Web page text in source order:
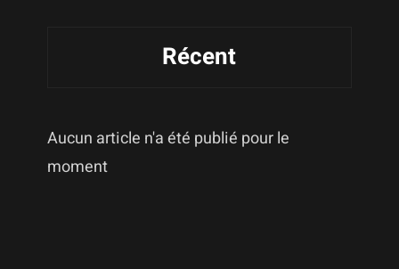
Récent
Aucun article n'a été publié pour le
moment